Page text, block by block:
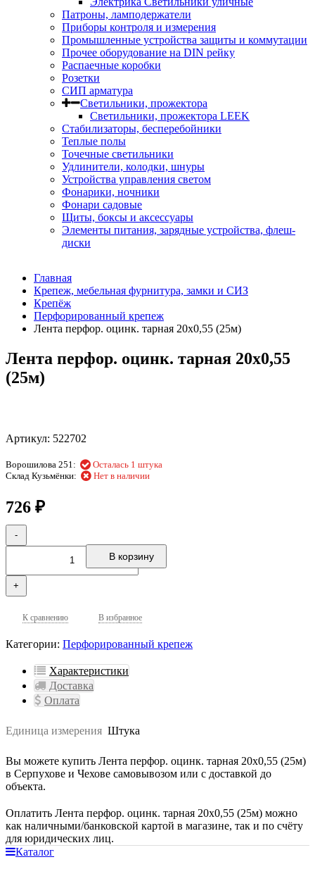
Патроны, ламподержатели
Приборы контроля и измерения
Промышленные устройства защиты и коммутации
Прочее оборудование на DIN рейку
Распаечные коробки
Розетки
СИП арматура
Светильники, прожектора
Светильники, прожектора LEEK
Стабилизаторы, бесперебойники
Теплые полы
Точечные светильники
Удлинители, колодки, шнуры
Устройства управления светом
Фонарики, ночники
Фонари садовые
Щиты, боксы и аксессуары
Элементы питания, зарядные устройства, флеш-
диски
Главная
Крепеж, мебельная фурнитура, замки и СИЗ
Крепёж
Перфорированный крепеж
Лента перфор. оцинк. тарная 20х0,55 (25м)
Лента перфор. оцинк. тарная 20х0,55
(25м)
Артикул: 522702
Ворошилова 251:
Осталась 1 штука
Склад Кузьмёнки:
Нет в наличии
726 ₽
-
+
В корзину
К сравнению В избранное
Категории: Перфорированный крепеж
Характеристики
Доставка
Оплата
Единица измерения Штука
Вы можете купить Лента перфор. оцинк. тарная 20х0,55 (25м)
в Серпухове и Чехове самовывозом или с доставкой до
объекта.
Оплатить Лента перфор. оцинк. тарная 20х0,55 (25м) можно
как наличными/банковской картой в магазине, так и по счёту
для юридических лиц.
Каталог